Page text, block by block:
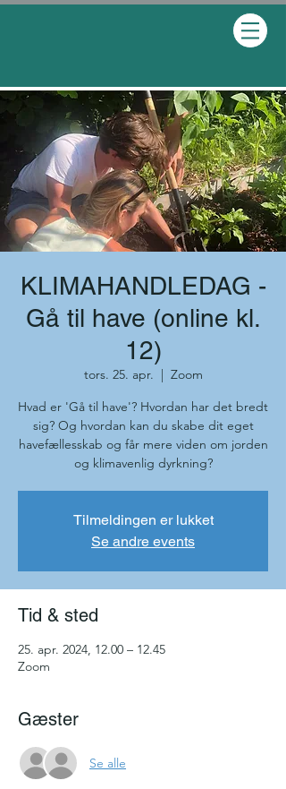
KLIMAHANDLEDAG -
Gå til have (online kl.
12)
tors. 25. apr.
  |
Zoom
Hvad er 'Gå til have'? Hvordan har det bredt
sig? Og hvordan kan du skabe dit eget
havefællesskab og får mere viden om jorden
og klimavenlig dyrkning?
Tilmeldingen er lukket
Se andre events
Tid & sted
25. apr. 2024, 12.00 – 12.45
Zoom
Gæster
Se alle